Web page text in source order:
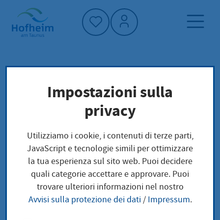
Home"
Pagina iniziale
Trova servizi
Preoccupazioni locali
Handelsregister Eintragung
Handelsregister
Eintragung
Impostazioni sulla
privacy
Utilizziamo i cookie, i contenuti di terze parti,
JavaScript e tecnologie simili per ottimizzare
la tua esperienza sul sito web. Puoi decidere
quali categorie accettare e approvare. Puoi
trovare ulteriori informazioni nel nostro
Avvisi sulla protezione dei dati/ Impressum.